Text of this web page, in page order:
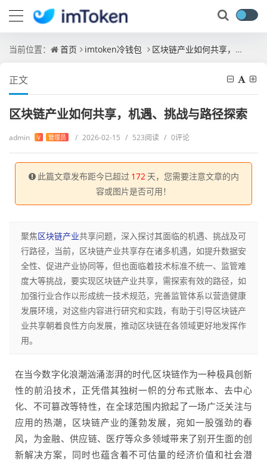
当前位置： 首页 imtoken冷钱包 区块链产业如何共享，机遇、挑战与路径探索
正文
区块链产业如何共享，机遇、挑战与路径探索
admin V 管理员 / 2026-02-15 / 523阅读 / 0评论
此篇文章发布距今已超过 172 天，您需要注意文章的内
容或图片是否可用！
聚焦区块链产业共享问题，深入探讨其面临的机遇、挑战及可
行路径，当前，区块链产业共享存在诸多机遇，如提升数据安
全性、促进产业协同等，但也面临着技术标准不统一、监管难
度大等挑战，要实现区块链产业共享，需探索有效的路径，如
加强行业合作以形成统一技术规范，完善监管体系以营造健康
发展环境，对这些内容进行研究和实践，有助于引导区块链产
业共享朝着良性方向发展，推动区块链在各领域更好地发挥作
用。
在当今数字化浪潮汹涌澎湃的时代,区块链作为一种极具创新
性的前沿技术，正凭借其独树一帜的分布式账本、去中心
化、不可篡改等特性，在全球范围内掀起了一场广泛关注与
应用的热潮，区块链产业的蓬勃发展，宛如一股强劲的春
风，为金融、供应链、医疗等众多领域带来了别开生面的创
新解决方案，同时也蕴含着不可估量的经济价值和社会潜